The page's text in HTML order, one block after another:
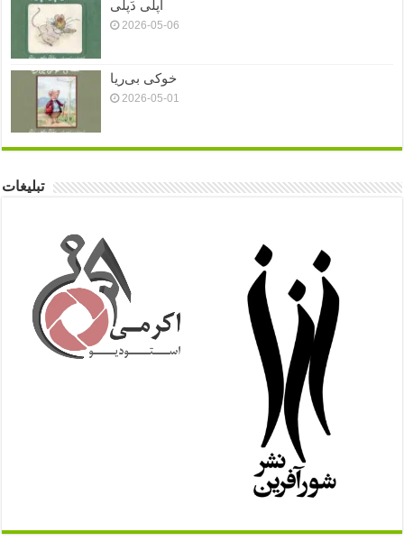
اَپلی دَپلی
2026-05-06
خوکی بی‌ریا
2026-05-01
تبلیغات